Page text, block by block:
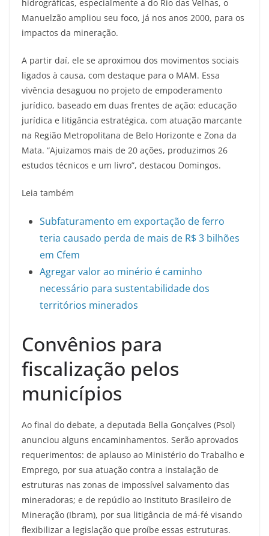
hidrográficas, especialmente a do Rio das Velhas, o
Manuelzão ampliou seu foco, já nos anos 2000, para os
impactos da mineração.
A partir daí, ele se aproximou dos movimentos sociais
ligados à causa, com destaque para o MAM. Essa
vivência desaguou no projeto de empoderamento
jurídico, baseado em duas frentes de ação: educação
jurídica e litigância estratégica, com atuação marcante
na Região Metropolitana de Belo Horizonte e Zona da
Mata. “Ajuizamos mais de 20 ações, produzimos 26
estudos técnicos e um livro”, destacou Domingos.
Leia também
Subfaturamento em exportação de ferro
teria causado perda de mais de R$ 3 bilhões
em Cfem
Agregar valor ao minério é caminho
necessário para sustentabilidade dos
territórios minerados
Convênios para
fiscalização pelos
municípios
Ao final do debate, a deputada Bella Gonçalves (Psol)
anunciou alguns encaminhamentos. Serão aprovados
requerimentos: de aplauso ao Ministério do Trabalho e
Emprego, por sua atuação contra a instalação de
estruturas nas zonas de impossível salvamento das
mineradoras; e de repúdio ao Instituto Brasileiro de
Mineração (Ibram), por sua litigância de má-fé visando
flexibilizar a legislação que proíbe essas estruturas.